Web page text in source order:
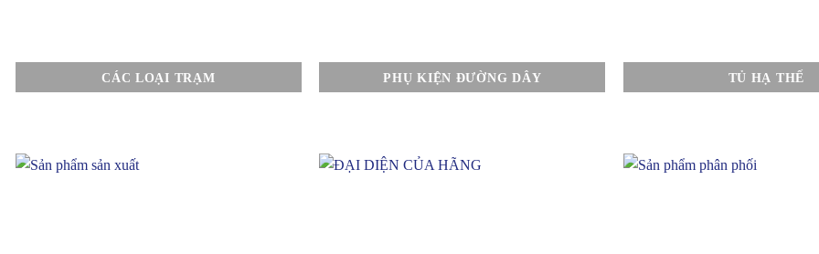
CÁC LOẠI TRẠM PHỤ KIỆN ĐƯỜNG DÂY TỦ HẠ THẾ